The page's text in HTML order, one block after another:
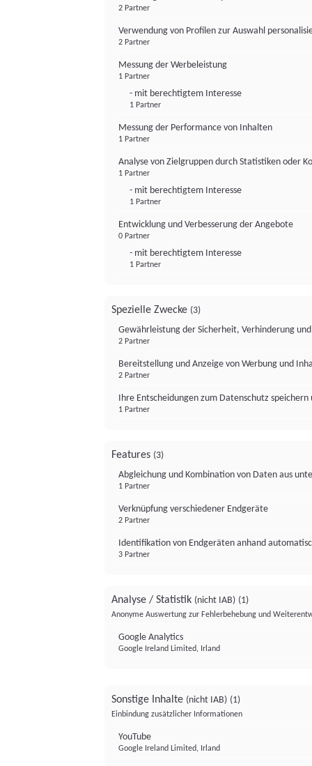
2 Partner
Verwendung von Profilen zur Auswahl
2 Partner
Messung der Werbeleistung
1 Partner
- mit berechtigtem Interesse
1 Partner
Messung der Performance von Inhalten
1 Partner
Analyse von Zielgruppen durch Statistiken oder
1 Partner
- mit berechtigtem Interesse
1 Partner
Entwicklung und Verbesserung der Angebote
0 Partner
- mit berechtigtem Interesse
1 Partner
Spezielle Zwecke (3)
Gewährleistung der Sicherheit, Verhinderung
2 Partner
Bereitstellung und Anzeige von Werbung und
2 Partner
Ihre Entscheidungen zum Datenschutz
1 Partner
Features (3)
Abgleichung und Kombination von Daten aus
1 Partner
Verknüpfung verschiedener Endgeräte
2 Partner
Identifikation von Endgeräten anhand
3 Partner
Analyse / Statistik (nicht IAB) (1)
Anonyme Auswertung zur Fehlerbehebung und
Google Analytics
Google Ireland Limited, Irland
Sonstige Inhalte (nicht IAB) (1)
Einbindung zusätzlicher Informationen
YouTube
Google Ireland Limited, Irland